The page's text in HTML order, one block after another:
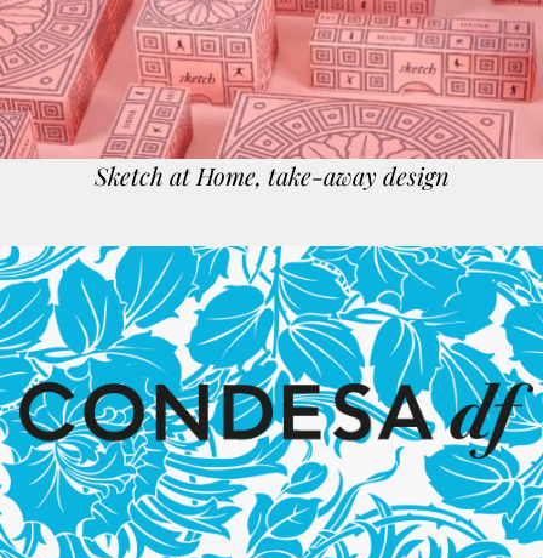
Sketch at Home, take-away design